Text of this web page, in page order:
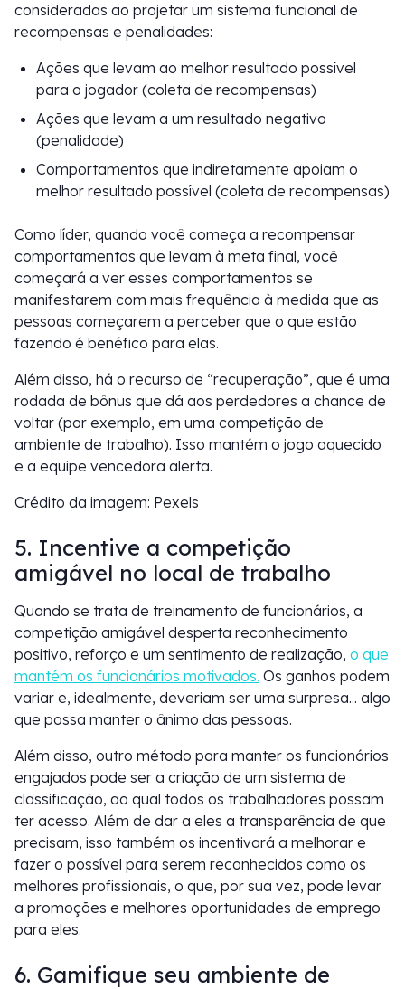
consideradas ao projetar um sistema funcional de
recompensas e penalidades:
Ações que levam ao melhor resultado possível
para o jogador (coleta de recompensas)
Ações que levam a um resultado negativo
(penalidade)
Comportamentos que indiretamente apoiam o
melhor resultado possível (coleta de recompensas)
Como líder, quando você começa a recompensar
comportamentos que levam à meta final, você
começará a ver esses comportamentos se
manifestarem com mais frequência à medida que as
pessoas começarem a perceber que o que estão
fazendo é benéfico para elas.
Além disso, há o recurso de “recuperação”, que é uma
rodada de bônus que dá aos perdedores a chance de
voltar (por exemplo, em uma competição de
ambiente de trabalho). Isso mantém o jogo aquecido
e a equipe vencedora alerta.
Crédito da imagem: Pexels
5. Incentive a competição
amigável no local de trabalho
Quando se trata de treinamento de funcionários, a
competição amigável desperta reconhecimento
positivo, reforço e um sentimento de realização, o que
mantém os funcionários motivados. Os ganhos podem
variar e, idealmente, deveriam ser uma surpresa... algo
que possa manter o ânimo das pessoas.
Além disso, outro método para manter os funcionários
engajados pode ser a criação de um sistema de
classificação, ao qual todos os trabalhadores possam
ter acesso. Além de dar a eles a transparência de que
precisam, isso também os incentivará a melhorar e
fazer o possível para serem reconhecidos como os
melhores profissionais, o que, por sua vez, pode levar
a promoções e melhores oportunidades de emprego
para eles.
6. Gamifique seu ambiente de